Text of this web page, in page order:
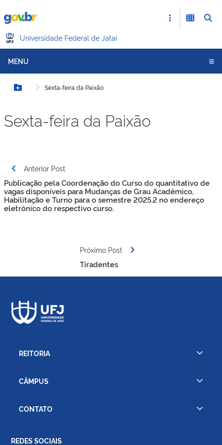
Universidade Federal de Jataí
MENU
Botão MenuSexta-feira da Paixão
Sexta-feira da Paixão
Navegação
de
Post
Anterior Post
Publicação pela Coordenação do Curso do quantitativo de
vagas disponíveis para Mudanças de Grau Acadêmico,
Habilitação e Turno para o semestre 2025.2 no endereço
eletrônico do respectivo curso.
Próximo Post
Tiradentes
REITORIA
CÂMPUS
CONTATO
REDES SOCIAIS